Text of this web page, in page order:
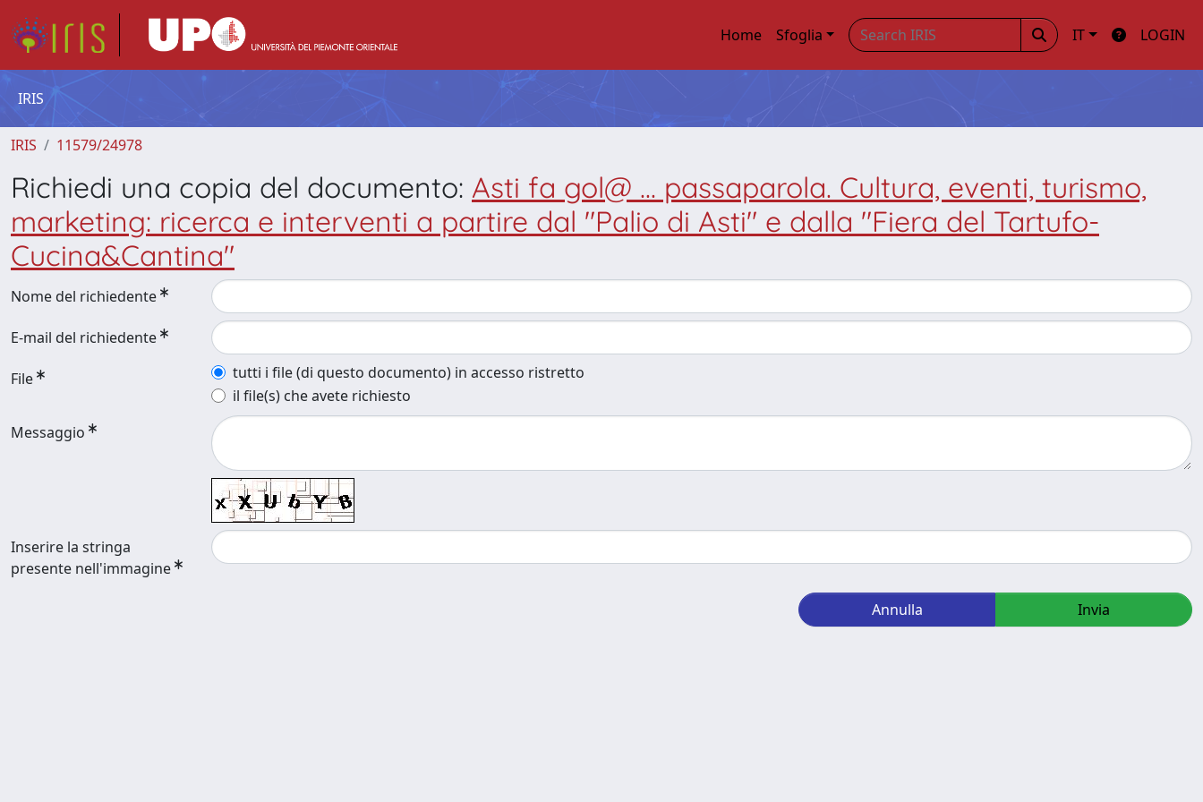
Home Sfoglia IT LOGIN
IRIS
IRIS 11579/24978
Richiedi una copia del documento: Asti fa gol@ ... passaparola. Cultura, eventi, turismo,
marketing: ricerca e interventi a partire dal "Palio di Asti" e dalla "Fiera del Tartufo-
Cucina&Cantina"
Nome del richiedente
E-mail del richiedente
File
tutti i file (di questo documento) in accesso ristretto
il file(s) che avete richiesto
Messaggio
Inserire la stringa
presente nell'immagine
Annulla Invia